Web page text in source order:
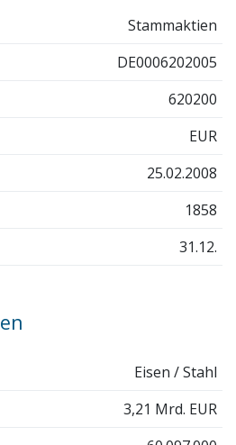
Stammaktien
DE0006202005
620200
EUR
25.02.2008
1858
31.12.
Eisen / Stahl
3,21 Mrd. EUR